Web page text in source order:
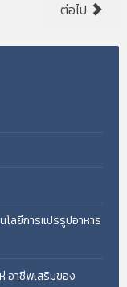
ต่อไป
โลยีการแปรรูปอาหาร
อาชีพเสริมของ